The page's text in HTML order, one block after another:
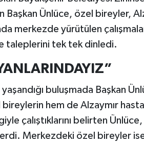
Başkan Ünlüce, özel bireyler,
merkezde yürütülen
taleplerini tek tek dinledi.
yaşandığı buluşmada Başkan
hem de Alzaymır
çalıştıklarını belirten
verdi. Merkezdeki özel bireyler